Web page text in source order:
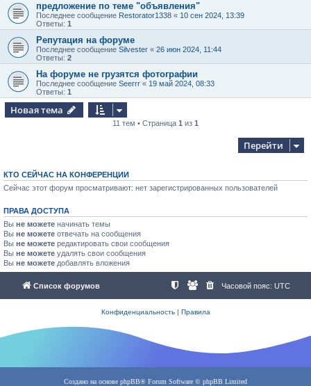
предложение по теме "объявления"
Последнее сообщение Restorator1338 « 10 сен 2024, 13:39
Ответы: 1
Репутация на форуме
Последнее сообщение Silvester « 26 июн 2024, 11:44
Ответы: 2
На форуме не грузятся фотографии
Последнее сообщение Seerrr « 19 май 2024, 08:33
Ответы: 1
Новая тема
11 тем • Страница 1 из 1
Перейти
КТО СЕЙЧАС НА КОНФЕРЕНЦИИ
Сейчас этот форум просматривают: нет зарегистрированных пользователей
ПРАВА ДОСТУПА
Вы не можете начинать темы
Вы не можете отвечать на сообщения
Вы не можете редактировать свои сообщения
Вы не можете удалять свои сообщения
Вы не можете добавлять вложения
Список форумов Часовой пояс: UTC
Конфиденциальность| Правила
Создано на основе phpBB® Forum Software © phpBB Limited